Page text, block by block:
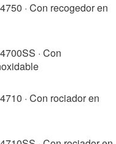
· Con recogedor en
· Con
· Con rociador en